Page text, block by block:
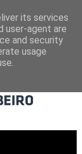
its services
user-agent are
and security
usage